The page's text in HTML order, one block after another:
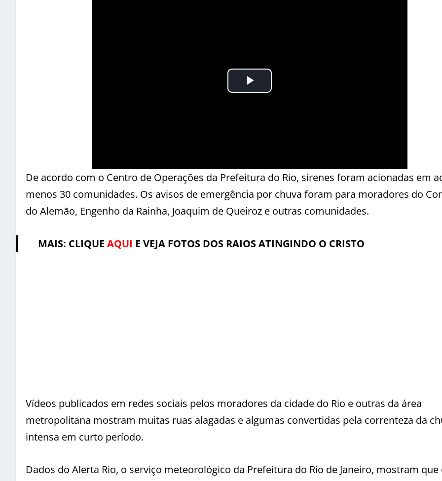
De acordo com o Centro de Operações da Prefeitura do Rio, sirenes foram acionadas em
menos 30 comunidades. Os avisos de emergência por chuva foram para moradores do
do Alemão, Engenho da Rainha, Joaquim de Queiroz e outras comunidades.
MAIS: CLIQUE AQUI E VEJA FOTOS DOS RAIOS ATINGINDO O CRISTO
Vídeos publicados em redes sociais pelos moradores da cidade do Rio e outras da área
metropolitana mostram muitas ruas alagadas e algumas convertidas pela correnteza da
intensa em curto período.
Dados do Alerta Rio, o serviço meteorológico da Prefeitura do Rio de Janeiro, mostram que